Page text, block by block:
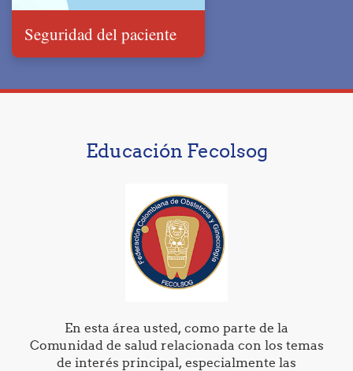
Seguridad del paciente
Educación Fecolsog
En esta área usted, como parte de la
Comunidad de salud relacionada con los temas
de interés principal, especialmente las